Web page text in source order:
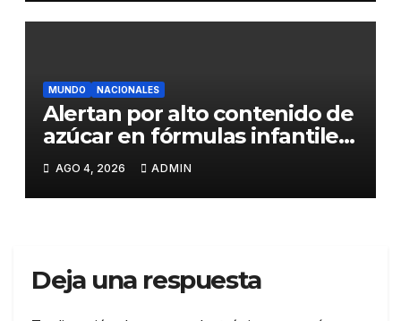
MUNDO NACIONALES
Alertan por alto contenido de
azúcar en fórmulas infantiles
y sus riesgos para la salud de
los bebés
AGO 4, 2026 ADMIN
Deja una respuesta